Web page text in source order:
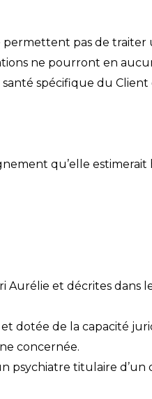
pas de
ne pourront en
spécifique du Client
qu’elle
et décrites dans
dotée de la capacité
concernée.
psychiatre titulaire